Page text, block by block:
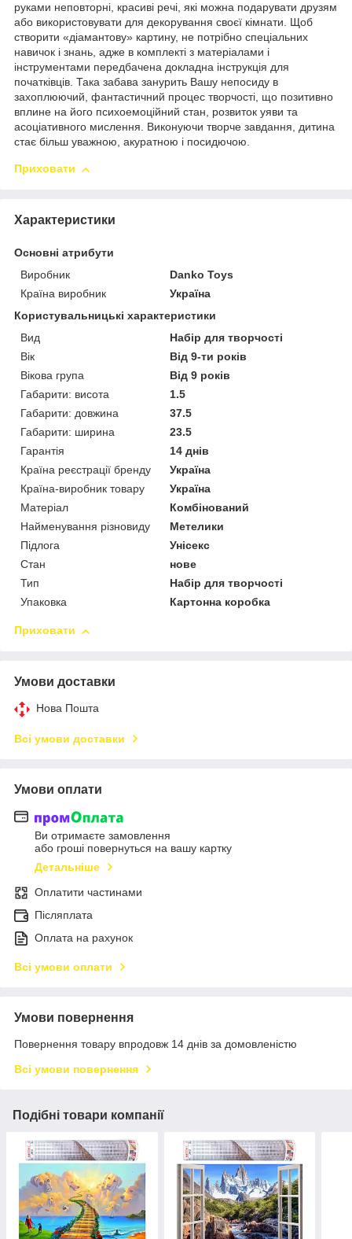
руками неповторні, красиві речі, які можна подарувати друзям
або використовувати для декорування своєї кімнати. Щоб
створити «діамантову» картину, не потрібно спеціальних
навичок і знань, адже в комплекті з матеріалами і
інструментами передбачена докладна інструкція для
початківців. Така забава занурить Вашу непосиду в
захоплюючий, фантастичний процес творчості, що позитивно
вплине на його психоемоційний стан, розвиток уяви та
асоціативного мислення. Виконуючи творче завдання, дитина
стає більш уважною, акуратною і посидючою.
Приховати
Характеристики
Основні атрибути
Виробник
Danko Toys
Країна виробник
Україна
Користувальницькі характеристики
Вид
Набір для творчості
Вік
Від 9-ти років
Вікова група
Від 9 років
Габарити: висота
1.5
Габарити: довжина
37.5
Габарити: ширина
23.5
Гарантія
14 днів
Країна реєстрації бренду
Україна
Країна-виробник товару
Україна
Матеріал
Комбінований
Найменування різновиду
Метелики
Підлога
Унісекс
Стан
нове
Тип
Набір для творчості
Упаковка
Картонна коробка
Приховати
Умови доставки
Нова Пошта
Всі умови доставки
Умови оплати
Ви отримаєте замовлення
або гроші повернуться на вашу картку
Детальніше
Оплатити частинами
Післяплата
Оплата на рахунок
Всі умови оплати
Умови повернення
Повернення товару впродовж 14 днів за домовленістю
Всі умови повернення
Подібні товари компанії